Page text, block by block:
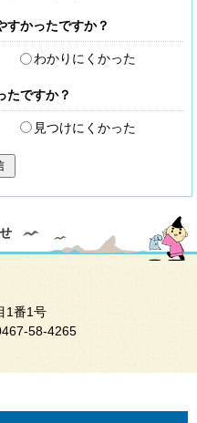
すかったですか？
わかりにくかった
たですか？
見つけにくかった
1番1号
58-4265